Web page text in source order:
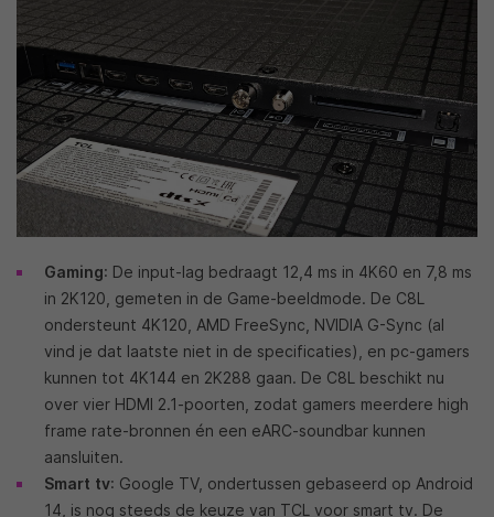
Gaming: De input-lag bedraagt 12,4 ms in 4K60 en 7,8 ms
in 2K120, gemeten in de Game-beeldmode. De C8L
ondersteunt 4K120, AMD FreeSync, NVIDIA G-Sync (al
vind je dat laatste niet in de specificaties), en pc-gamers
kunnen tot 4K144 en 2K288 gaan. De C8L beschikt nu
over vier HDMI 2.1-poorten, zodat gamers meerdere high
frame rate-bronnen én een eARC-soundbar kunnen
aansluiten.
Smart tv: Google TV, ondertussen gebaseerd op Android
14, is nog steeds de keuze van TCL voor smart tv. De